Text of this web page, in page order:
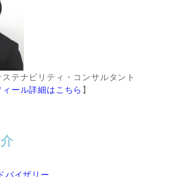
テナビリティ・コンサルタント
ィール詳細はこちら 】
バイザリー